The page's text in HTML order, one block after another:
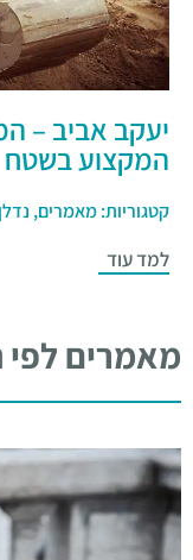
יעקב אביב –
המקצוע בשטח
קטגוריות:מאמרים, נדלן
למד עוד
מאמרים לפי